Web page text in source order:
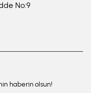
No:9
haberin olsun!